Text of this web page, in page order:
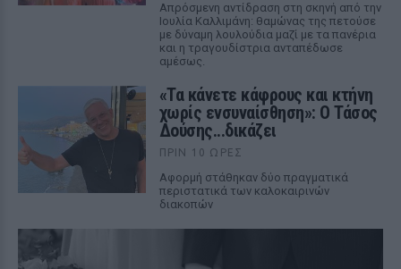
Απρόσμενη αντίδραση στη σκηνή από την
Ιουλία Καλλιμάνη: θαμώνας της πετούσε
με δύναμη λουλούδια μαζί με τα πανέρια
και η τραγουδίστρια ανταπέδωσε
αμέσως.
«Τα κάνετε κάφρους και κτήνη
χωρίς ενσυναίσθηση»: Ο Τάσος
Δούσης...δικάζει
ΠΡΙΝ 10 ΏΡΕΣ
Αφορμή στάθηκαν δύο πραγματικά
περιστατικά των καλοκαιρινών
διακοπών